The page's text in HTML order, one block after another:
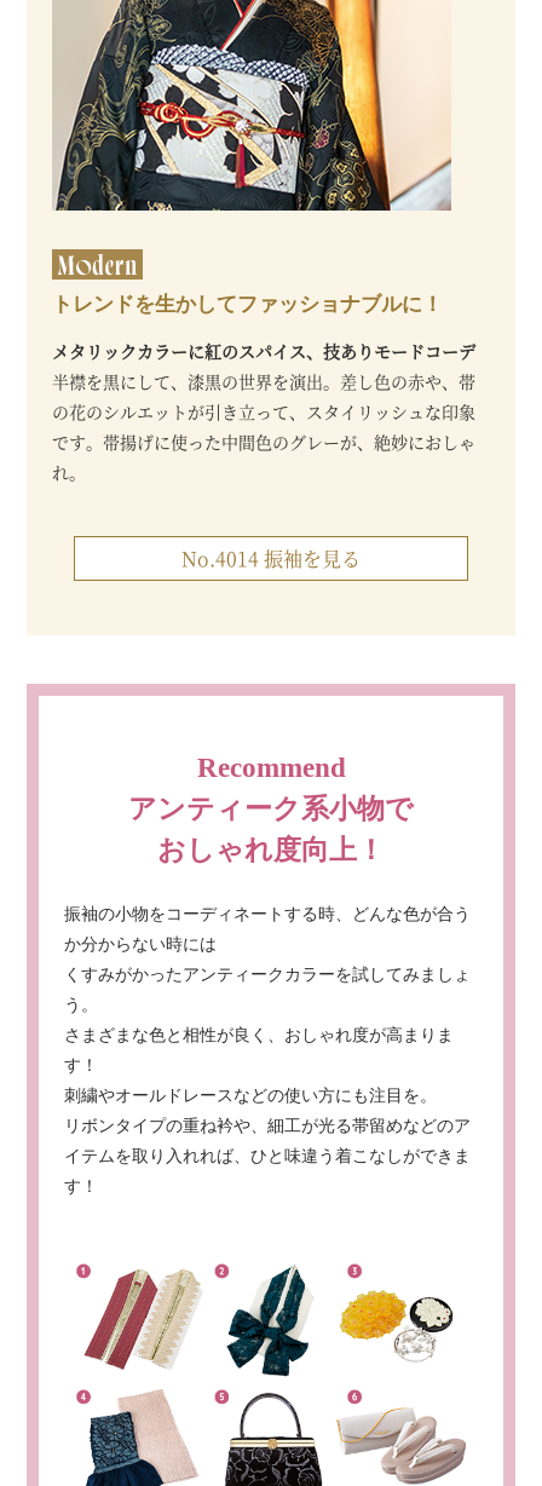
トレンドを生かしてファッショナブルに！
メタリックカラーに紅のスパイス、技ありモードコーデ
半襟を黒にして、漆黒の世界を演出。差し色の赤や、帯
の花のシルエットが引き立って、スタイリッシュな印象
です。帯揚げに使った中間色のグレーが、絶妙におしゃ
れ。
No.4014 振袖を見る
Recommend
アンティーク系小物で
おしゃれ度向上！
振袖の小物をコーディネートする時、どんな色が合う
か分からない時には
くすみがかったアンティークカラーを試してみましょ
う。
さまざまな色と相性が良く、おしゃれ度が高まりま
す！
刺繍やオールドレースなどの使い方にも注目を。
リボンタイプの重ね衿や、細工が光る帯留めなどのア
イテムを取り入れれば、 ひと味違う着こなしができま
す！